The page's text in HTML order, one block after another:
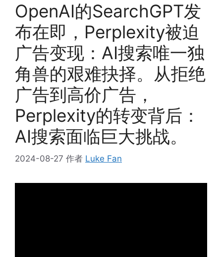
OpenAI的SearchGPT发
布在即，Perplexity被迫
广告变现：AI搜索唯一独
角兽的艰难抉择。从拒绝
广告到高价广告，
Perplexity的转变背后：
AI搜索面临巨大挑战。
2024-08-27 作者 Luke Fan